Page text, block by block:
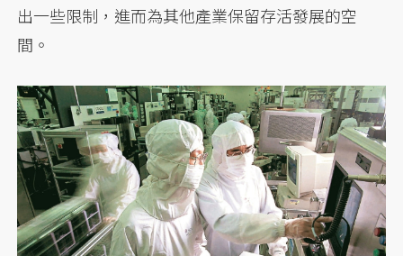
出一些限制，進而為其他產業保留存活發展的空
間。